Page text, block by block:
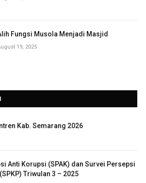
Fungsi Musola Menjadi Masjid
19, 2025
Kab. Semarang 2026
Anti Korupsi (SPAK) dan Survei Persepsi
Triwulan 3 – 2025